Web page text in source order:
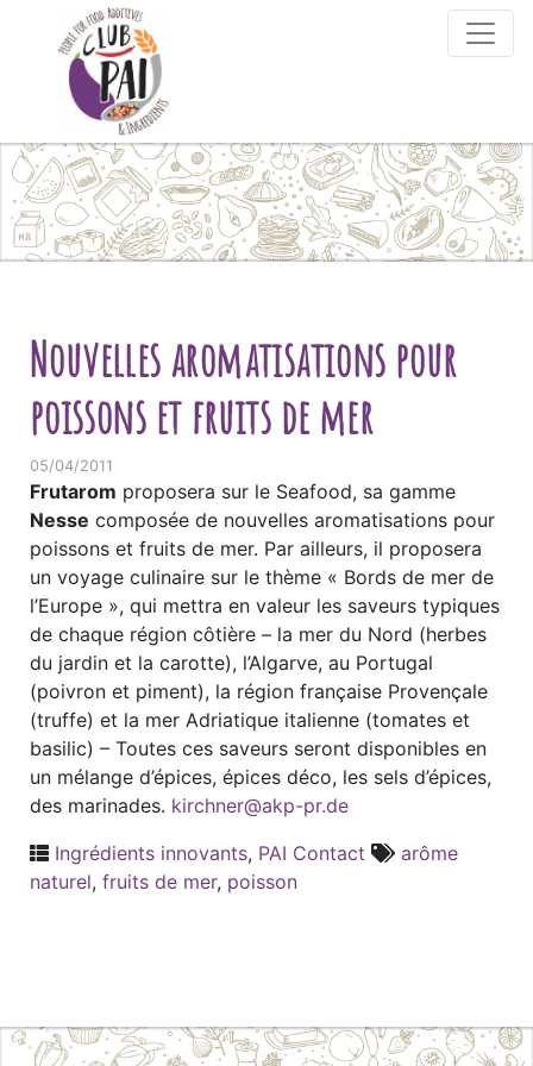
Skip to content
Nouvelles aromatisations pour
poissons et fruits de mer
05/04/2011
Frutarom proposera sur le Seafood, sa gamme
Nesse composée de nouvelles aromatisations pour
poissons et fruits de mer. Par ailleurs, il proposera
un voyage culinaire sur le thème « Bords de mer de
l’Europe », qui mettra en valeur les saveurs typiques
de chaque région côtière – la mer du Nord (herbes
du jardin et la carotte), l’Algarve, au Portugal
(poivron et piment), la région française Provençale
(truffe) et la mer Adriatique italienne (tomates et
basilic) – Toutes ces saveurs seront disponibles en
un mélange d’épices, épices déco, les sels d’épices,
des marinades. kirchner@akp-pr.de
Ingrédients innovants, PAI Contact
arôme
naturel, fruits de mer, poisson